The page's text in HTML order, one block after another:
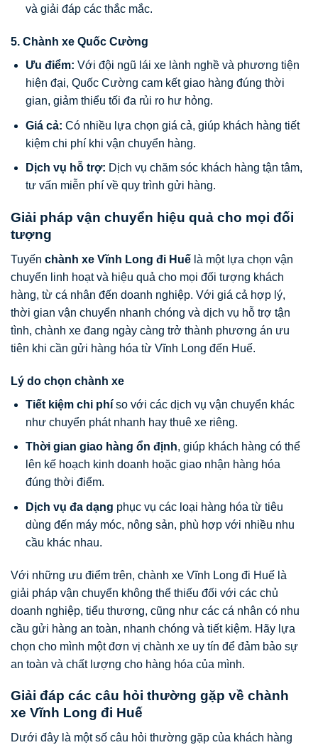
và giải đáp các thắc mắc.
5. Chành xe Quốc Cường
Ưu điểm: Với đội ngũ lái xe lành nghề và phương tiện
hiện đại, Quốc Cường cam kết giao hàng đúng thời
gian, giảm thiểu tối đa rủi ro hư hỏng.
Giá cả: Có nhiều lựa chọn giá cả, giúp khách hàng tiết
kiệm chi phí khi vận chuyển hàng.
Dịch vụ hỗ trợ: Dịch vụ chăm sóc khách hàng tận tâm,
tư vấn miễn phí về quy trình gửi hàng.
Giải pháp vận chuyển hiệu quả cho mọi đối
tượng
Tuyến chành xe Vĩnh Long đi Huế là một lựa chọn vận
chuyển linh hoạt và hiệu quả cho mọi đối tượng khách
hàng, từ cá nhân đến doanh nghiệp. Với giá cả hợp lý,
thời gian vận chuyển nhanh chóng và dịch vụ hỗ trợ tận
tình, chành xe đang ngày càng trở thành phương án ưu
tiên khi cần gửi hàng hóa từ Vĩnh Long đến Huế.
Lý do chọn chành xe
Tiết kiệm chi phíso với các dịch vụ vận chuyển khác
như chuyển phát nhanh hay thuê xe riêng.
Thời gian giao hàng ổn định, giúp khách hàng có thể
lên kế hoạch kinh doanh hoặc giao nhận hàng hóa
đúng thời điểm.
Dịch vụ đa dạng phục vụ các loại hàng hóa từ tiêu
dùng đến máy móc, nông sản, phù hợp với nhiều nhu
cầu khác nhau.
Với những ưu điểm trên, chành xe Vĩnh Long đi Huế là
giải pháp vận chuyển không thể thiếu đối với các chủ
doanh nghiệp, tiểu thương, cũng như các cá nhân có nhu
cầu gửi hàng an toàn, nhanh chóng và tiết kiệm. Hãy lựa
chọn cho mình một đơn vị chành xe uy tín để đảm bảo sự
an toàn và chất lượng cho hàng hóa của mình.
Giải đáp các câu hỏi thường gặp về chành
xe Vĩnh Long đi Huế
Dưới đây là một số câu hỏi thường gặp của khách hàng